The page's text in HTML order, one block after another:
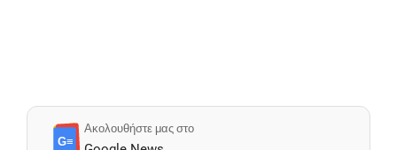
G≡
Ακολουθήστε μας στο